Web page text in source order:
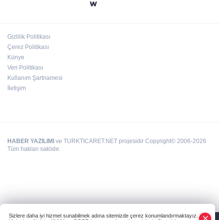
Gizlilik Politikası
Çerez Politikası
Künye
Veri Politikası
Kullanım Şartnamesi
İletişim
HABER YAZILIMI ve TURKTICARET.NET projesidir Copyright© 2006-2026
Tüm hakları saklıdır.
Sizlere daha iyi hizmet sunabilmek adına sitemizde çerez konumlandırmaktayız.